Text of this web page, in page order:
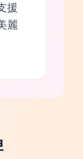
援
麗